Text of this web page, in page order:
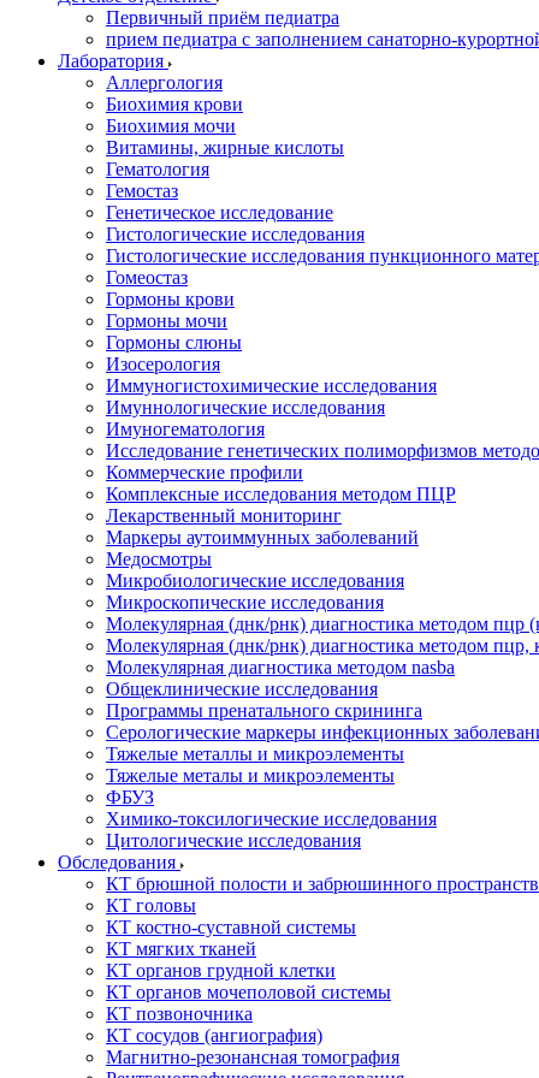
Первичный приём педиатра
прием педиатра с заполнением санаторно-
Лаборатория
Аллергология
Биохимия крови
Биохимия мочи
Витамины, жирные кислоты
Гематология
Гемостаз
Генетическое исследование
Гистологические исследования
Гистологические исследования пункционного
Гомеостаз
Гормоны крови
Гормоны мочи
Гормоны слюны
Изосерология
Иммуногистохимические исследования
Имуннологические исследования
Имуногематология
Исследование генетических полиморфизмов
Коммерческие профили
Комплексные исследования методом ПЦР
Лекарственный мониторинг
Маркеры аутоиммунных заболеваний
Медосмотры
Микробиологические исследования
Микроскопические исследования
Молекулярная (днк/рнк) диагностика методом пцр
Молекулярная (днк/рнк) диагностика методом пцр,
Молекулярная диагностика методом nasba
Общеклинические исследования
Программы пренатального скрининга
Серологические маркеры инфекционных
Тяжелые металлы и микроэлементы
Тяжелые металы и микроэлементы
ФБУЗ
Химико-токсилогические исследования
Цитологические исследования
Обследования
КТ брюшной полости и забрюшинного
КТ головы
КТ костно-суставной системы
КТ мягких тканей
КТ органов грудной клетки
КТ органов мочеполовой системы
КТ позвоночника
КТ сосудов (ангиография)
Магнитно-резонансная томография